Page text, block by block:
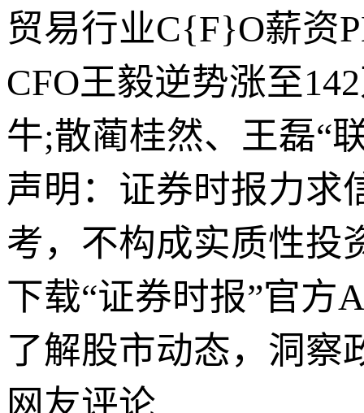
贸易行业C{F}O薪资
CFO王毅逆势涨至
牛;散蔺桂然、王磊“
声明：证券时报力求
考，不构成实质性投
下载“证券时报”官方
了解股市动态，洞察